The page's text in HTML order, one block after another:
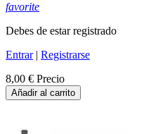
favorite
Debes de estar registrado
Entrar| Registrarse
8,00 € Precio
Añadir al carrito